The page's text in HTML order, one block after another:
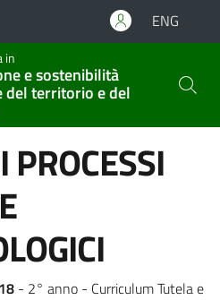
ENG
in
e sostenibilità
del territorio e del
- 2° anno - Curriculum Tutela e